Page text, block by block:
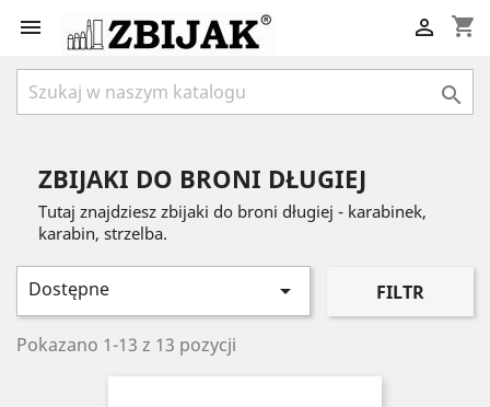
 shopping_cart


ZBIJAKI DO BRONI DŁUGIEJ
Tutaj znajdziesz zbijaki do broni długiej - karabinek,
karabin, strzelba.
Dostępne  FILTR
Pokazano 1-13 z 13 pozycji